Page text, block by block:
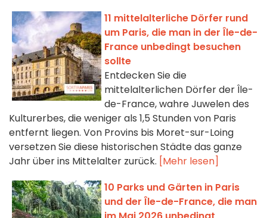
11 mittelalterliche Dörfer rund
um Paris, die man in der Île-de-
France unbedingt besuchen
sollte
Entdecken Sie die
mittelalterlichen Dörfer der Île-
de-France, wahre Juwelen des
Kulturerbes, die weniger als 1,5 Stunden von Paris
entfernt liegen. Von Provins bis Moret-sur-Loing
versetzen Sie diese historischen Städte das ganze
Jahr über ins Mittelalter zurück. [Mehr lesen]
10 Parks und Gärten in Paris
und der Île-de-France, die man